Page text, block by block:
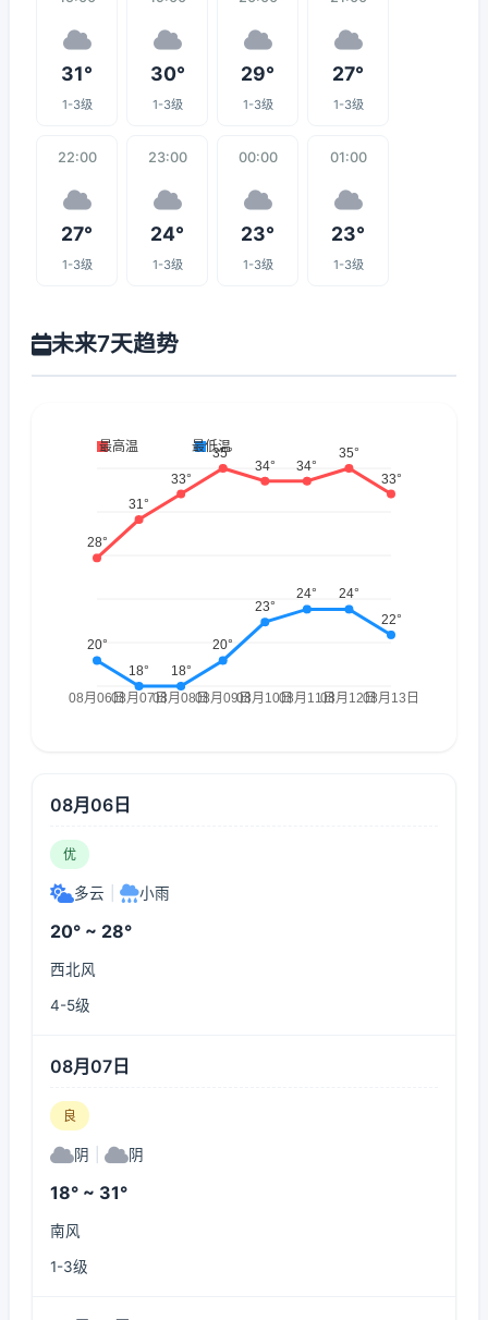
31°
1-3级
30°
1-3级
29°
1-3级
27°
1-3级
22:00
27°
1-3级
23:00
24°
1-3级
00:00
23°
1-3级
01:00
23°
1-3级
未来7天趋势
08月06日
优
多云 小雨
20° ~ 28°
西北风
4-5级
08月07日
良
阴 阴
18° ~ 31°
南风
1-3级